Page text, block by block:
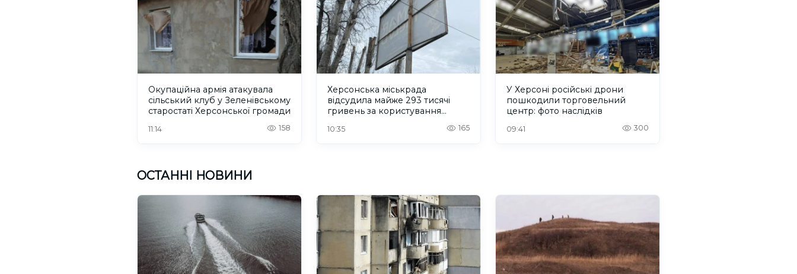
Окупаційна армія атакувала
сільський клуб у Зеленівському
старостаті Херсонської громади
11:14 158
Херсонська міськрада
відсудила майже 293 тисячі
гривень за користування
10:35 165
У Херсоні російські дрони
пошкодили торговельний
центр: фото наслідків
09:41 300
ОСТАННІ НОВИНИ